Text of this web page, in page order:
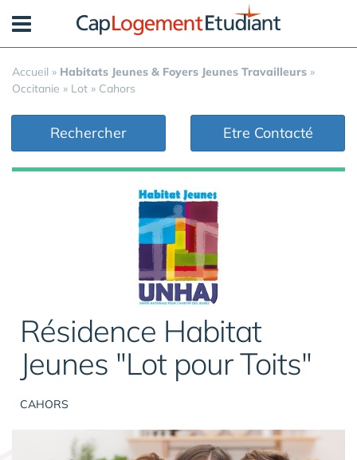
Accueil » Habitats Jeunes & Foyers Jeunes Travailleurs »
Occitanie » Lot » Cahors
Rechercher Etre Contacté
Résidence Habitat
Jeunes "Lot pour Toits"
CAHORS